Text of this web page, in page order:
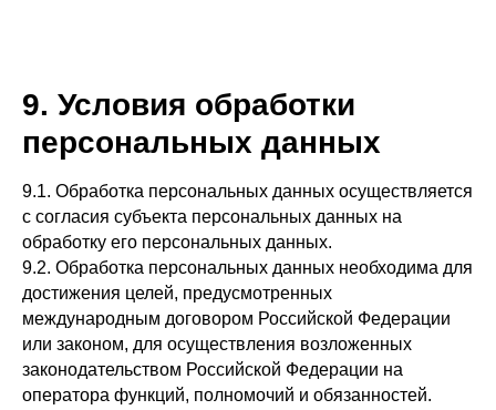
9. Условия обработки
персональных данных
9.1. Обработка персональных данных осуществляется
с согласия субъекта персональных данных на
обработку его персональных данных.
9.2. Обработка персональных данных необходима для
достижения целей, предусмотренных
международным договором Российской Федерации
или законом, для осуществления возложенных
законодательством Российской Федерации на
оператора функций, полномочий и обязанностей.